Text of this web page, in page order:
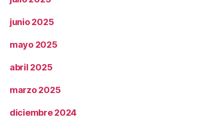
junio 2025
mayo 2025
abril 2025
marzo 2025
diciembre 2024